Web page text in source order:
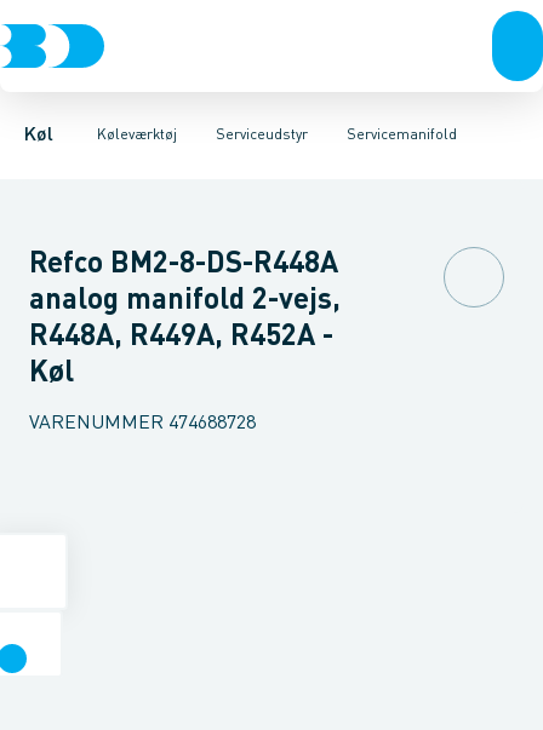
Køl Køleværktøj
KompressorerKondenseringsaggregaterFordampere
Serviceudstyr
Måleinstrumenter ServiceudstyrVærktøjServicemanifold
LæksøgningMagnetisk udstyrReduktionsventilerRengøring
Refco BM2-8-DS-R448A
analog manifold 2-vejs,
R448A, R449A, R452A -
Køl
VARENUMMER 474688728